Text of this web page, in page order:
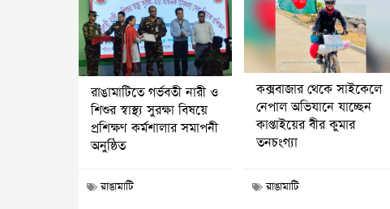
রাঙামাটিতে গর্ভবতী নারী ও
শিশুর স্বাস্থ্য সুরক্ষা বিষয়ে
প্রশিক্ষণ কর্মশালার সমাপনী
অনুষ্ঠিত
রাঙামাটি
কক্সবাজার থেকে সাইকেলে
নেপাল অভিযানে যাচ্ছেন
কাপ্তাইয়ের বীর কুমার
তনচংগ্যা
রাঙামাটি